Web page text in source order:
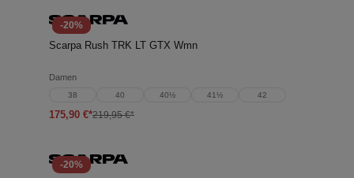
-20%
Scarpa Rush TRK LT GTX Wmn
Damen
38 40 40½ 41½ 42
175,90 €*219,95 €*
-20%